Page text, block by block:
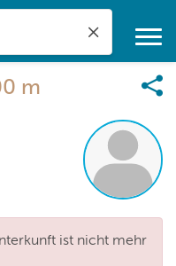
m
ist nicht mehr